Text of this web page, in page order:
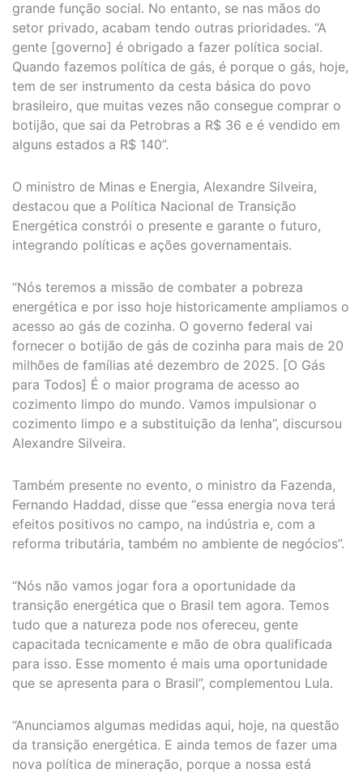
grande função social. No entanto, se nas mãos do
setor privado, acabam tendo outras prioridades. “A
gente [governo] é obrigado a fazer política social.
Quando fazemos política de gás, é porque o gás, hoje,
tem de ser instrumento da cesta básica do povo
brasileiro, que muitas vezes não consegue comprar o
botijão, que sai da Petrobras a R$ 36 e é vendido em
alguns estados a R$ 140”.
O ministro de Minas e Energia, Alexandre Silveira,
destacou que a Política Nacional de Transição
Energética constrói o presente e garante o futuro,
integrando políticas e ações governamentais.
“Nós teremos a missão de combater a pobreza
energética e por isso hoje historicamente ampliamos o
acesso ao gás de cozinha. O governo federal vai
fornecer o botijão de gás de cozinha para mais de 20
milhões de famílias até dezembro de 2025. [O Gás
para Todos] É o maior programa de acesso ao
cozimento limpo do mundo. Vamos impulsionar o
cozimento limpo e a substituição da lenha”, discursou
Alexandre Silveira.
Também presente no evento, o ministro da Fazenda,
Fernando Haddad, disse que “essa energia nova terá
efeitos positivos no campo, na indústria e, com a
reforma tributária, também no ambiente de negócios”.
“Nós não vamos jogar fora a oportunidade da
transição energética que o Brasil tem agora. Temos
tudo que a natureza pode nos ofereceu, gente
capacitada tecnicamente e mão de obra qualificada
para isso. Esse momento é mais uma oportunidade
que se apresenta para o Brasil”, complementou Lula.
“Anunciamos algumas medidas aqui, hoje, na questão
da transição energética. E ainda temos de fazer uma
nova política de mineração, porque a nossa está